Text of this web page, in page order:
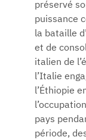
préservé
puissance
la bataille
et de
italien de
l’Italie
l’Éthiopie
pays
période,